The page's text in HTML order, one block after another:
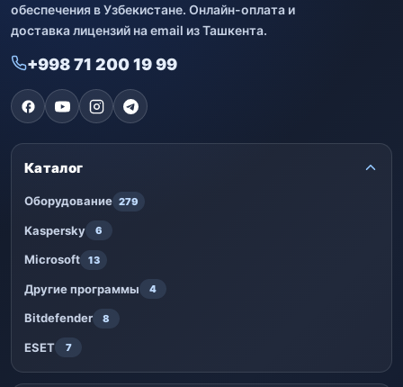
обеспечения в Узбекистане. Онлайн-оплата и
доставка лицензий на email из Ташкента.
+998 71 200 19 99
Каталог
Оборудование 279
Kaspersky 6
Microsoft 13
Другие программы 4
Bitdefender 8
ESET 7